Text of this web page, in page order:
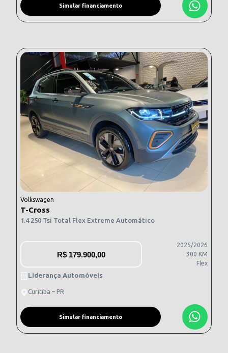
Simular financiamento
Volkswagen
T-Cross
1.4 250 Tsi Total Flex Extreme Automático
R$ 179.900,00
2025/2026
300 KM
Flex
Liderança Automóveis
Curitiba – PR
Simular financiamento